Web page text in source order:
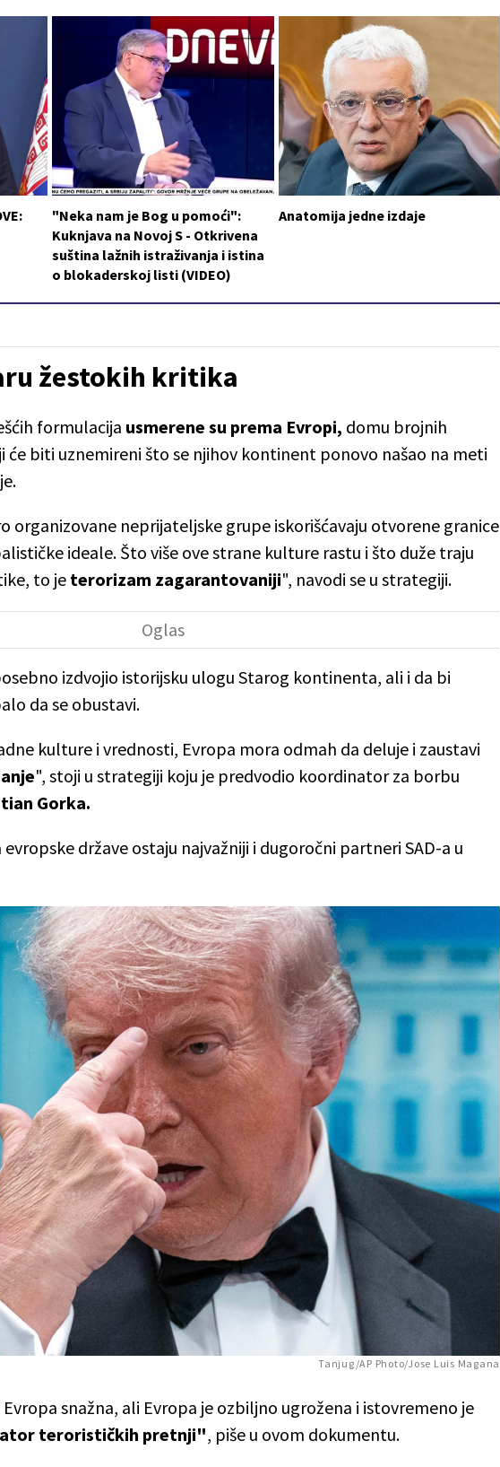
"Neka nam je Bog u pomoći":
Kuknjava na Novoj S - Otkrivena
suština lažnih istraživanja i istina
o blokaderskoj listi (VIDEO)
Anatomija jedne izdaje
žestokih kritika
formulacija usmerene su prema Evropi, domu brojnih
će biti uznemireni što se njihov kontinent ponovo našao na meti
organizovane neprijateljske grupe iskorišćavaju otvorene granice
ideale. Što više ove strane kulture rastu i što duže traju
to jeterorizam zagarantovaniji", navodi se u strategiji.
izdvojio istorijsku ulogu Starog kontinenta, ali i da bi
da se obustavi.
kulture i vrednosti, Evropa mora odmah da deluje i zaustavi
", stoji u strategiji koju je predvodio koordinator za borbu
Gorka.
evropske države ostaju najvažniji i dugoročni partneri SAD-a u
Tanjug/AP Photo/Jose Luis Magana
snažna, ali Evropa je ozbiljno ugrožena i istovremeno je
terorističkih pretnji", piše u ovom dokumentu.